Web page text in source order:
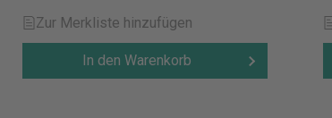
Zur Merkliste hinzufügen
In den Warenkorb